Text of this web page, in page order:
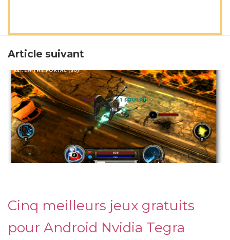
Article suivant
Cinq meilleurs jeux gratuits
pour Android Nvidia Tegra